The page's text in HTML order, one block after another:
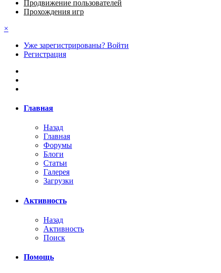
Продвижение пользователей
Прохождения игр
×
Уже зарегистрированы? Войти
Регистрация
Главная
Назад
Главная
Форумы
Блоги
Статьи
Галерея
Загрузки
Активность
Назад
Активность
Поиск
Помощь